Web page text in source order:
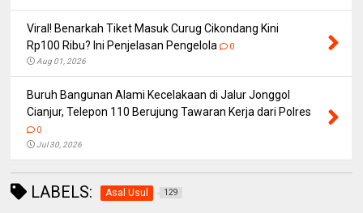
Viral! Benarkah Tiket Masuk Curug Cikondang Kini
Rp100 Ribu? Ini Penjelasan Pengelola
0
Aug 01, 2026
Buruh Bangunan Alami Kecelakaan di Jalur Jonggol
Cianjur, Telepon 110 Berujung Tawaran Kerja dari Polres
0
Jul 30, 2026
LABELS: Asal Usul 129